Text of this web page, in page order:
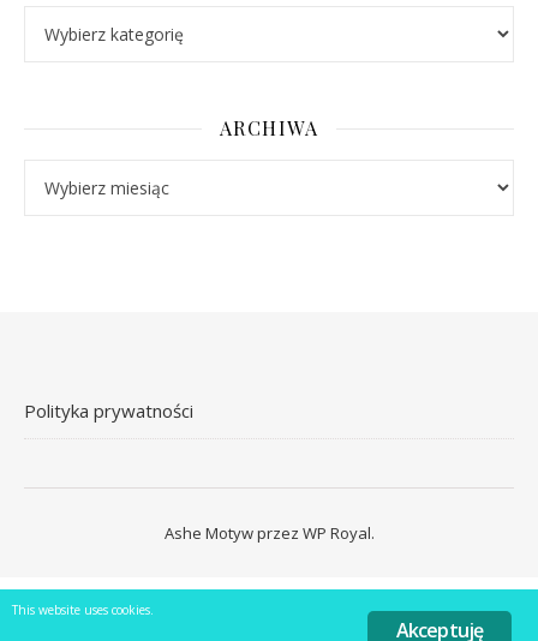
ARCHIWA
Polityka prywatności
Ashe Motyw przez WP Royal.
Akceptuję
This website uses cookies.